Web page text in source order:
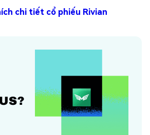
chi tiết cổ phiếu Rivian